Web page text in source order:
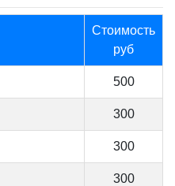
Стоимость
руб
500
300
300
300